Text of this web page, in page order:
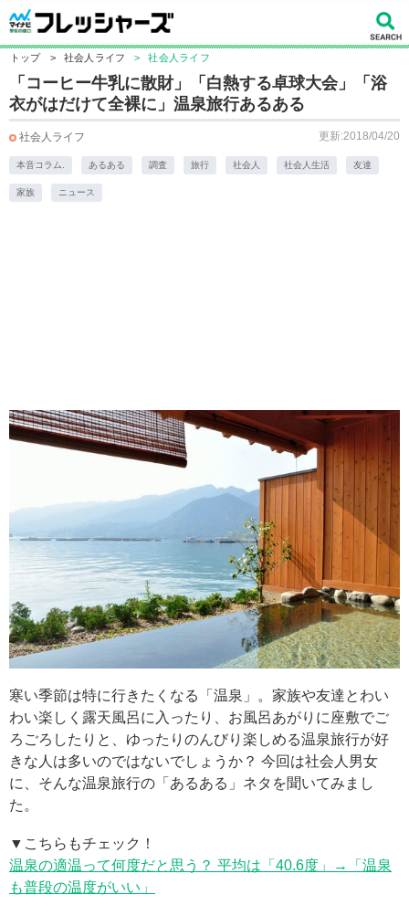
トップ > 社会人ライフ > 社会人ライフ
「コーヒー牛乳に散財」「白熱する卓球大会」「浴
衣がはだけて全裸に」温泉旅行あるある
社会人ライフ 更新:2018/04/20
本音コラム. あるある 調査 旅行 社会人 社会人生活 友達
家族 ニュース
寒い季節は特に行きたくなる「温泉」。家族や友達とわい
わい楽しく露天風呂に入ったり、お風呂あがりに座敷でご
ろごろしたりと、ゆったりのんびり楽しめる温泉旅行が好
きな人は多いのではないでしょうか？ 今回は社会人男女
に、そんな温泉旅行の「あるある」ネタを聞いてみまし
た。
▼こちらもチェック！
温泉の適温って何度だと思う？ 平均は「40.6度」→「温泉
も普段の温度がいい」